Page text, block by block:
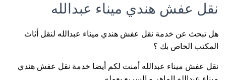
نقل عفش هندي ميناء عبدالله
هل تبحث عن خدمة نقل عفش هندي ميناء عبدالله لنقل أثاث
المكتب الخاص بك ؟
نقل عفش ميناء عبدالله أمنت لكم أيضا خدمة نقل عفش هندي